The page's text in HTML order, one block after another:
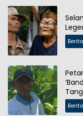
Berita
Berita